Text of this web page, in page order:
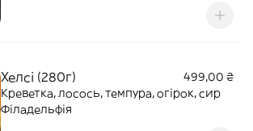
Хелсі (280г)
499,00 ₴
Креветка, лосось, темпура, огірок, сир
Філадельфія